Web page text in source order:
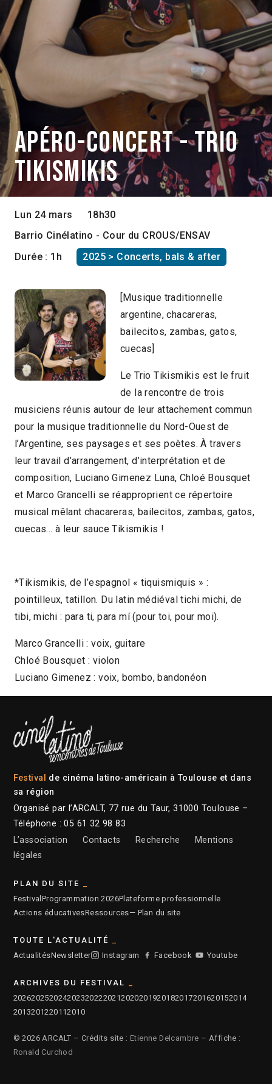
Apéro-concert - Trio
Tikismikis
Lun 24 mars
18h30
Barrio Cinélatino - Cour du CROUS/ENSAV
Durée : 1h
2025 > Concerts, bals & after
[Musique traditionnelle
argentine, chacareras,
bailecitos, zambas, gatos,
cuecas]
Le Trio Tikismikis est le fruit
de la rencontre de trois
musiciens réunis autour de leur attachement commun
pour la musique traditionnelle du Nord-Ouest de
l’Argentine, ses paysages et ses poètes. À travers
leur travail d’arrangement, d’interprétation et de
composition, Luciano Gimenez Luna, Chloé Bousquet
et Marco Grancelli se réapproprient ce répertoire
musical mêlant chacareras, bailecitos, zambas, gatos,
cuecas… à leur sauce Tikismikis !
*Tikismikis, de l’espagnol « tiquismiquis » :
pointilleux, tatillon. Du latin médiéval tichi michi, de
tibi, michi : para ti, para mí (pour toi, pour moi).
Marco Grancelli : voix, guitare
Chloé Bousquet : violon
Luciano Gimenez : voix, bombo, bandonéon
Festival de cinéma latino-américain à Toulouse et dans
sa région
Organisé par l’ARCALT, 77 rue du Taur, 31000 Toulouse –
Téléphone : 05 61 32 98 83
L’association
Contacts Recherche
Mentions
légales
PLAN DU SITE
Festival Programmation 2026Plateforme professionnelle
Actions éducativesRessources— Plan du site
TOUTE L'ACTUALITÉ
ActualitésNewsletter Instagram Facebook Youtube
ARCHIVES DU FESTIVAL
2026202520242023202220212020201920182017201620152014
2013201220112010
© 2026 ARCALT – Crédits site : Etienne Delcambre – Affiche :
Ronald Curchod